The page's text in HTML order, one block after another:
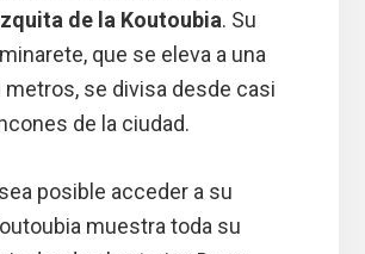
de la Koutoubia. Su
que se eleva a una
metros, se divisa desde casi
de la ciudad.
posible acceder a su
muestra toda su